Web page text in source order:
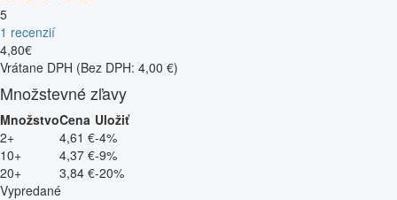
5
1 recenzií
4,80€
Vrátane DPH (Bez DPH: 4,00 €)
Množstevné zľavy
MnožstvoCena Uložiť
2+
4,61 €-4%
10+
4,37 €-9%
20+
3,84 €-20%
Vypredané